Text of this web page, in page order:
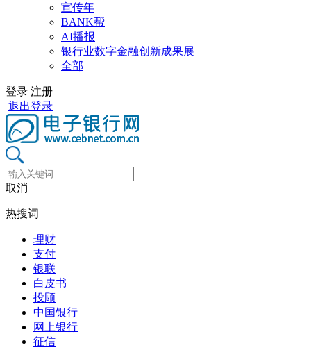
宣传年
BANK帮
AI播报
银行业数字金融创新成果展
全部
登录 注册
退出登录
取消
热搜词
理财
支付
银联
白皮书
投顾
中国银行
网上银行
征信